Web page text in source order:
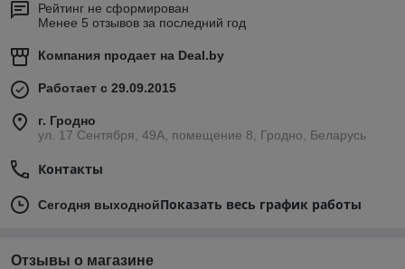
Рейтинг не сформирован
Менее 5 отзывов за последний год
Компания продает на Deal.by
Работает с 29.09.2015
г. Гродно
ул. 17 Сентября, 49А, помещение 8, Гродно, Беларусь
Контакты
Сегодня выходнойПоказать весь график работы
Отзывы о магазине